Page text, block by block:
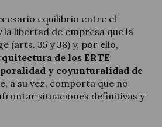
equilibrio entre el
libertad de empresa que la
(arts. 35 y 38) y, por ello,
de los ERTE
y coyunturalidad de
a su vez, comporta que no
situaciones definitivas y